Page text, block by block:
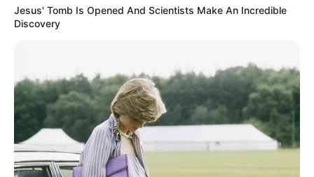
Jesus' Tomb Is Opened And Scientists Make An Incredible
Discovery